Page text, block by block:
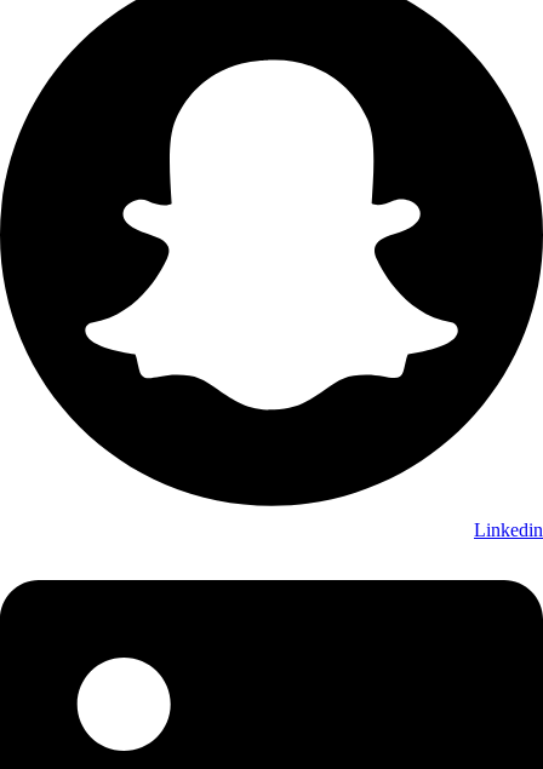
Linkedin